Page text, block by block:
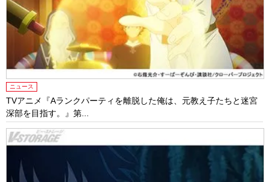
ニュース
TVアニメ『Aランクパーティを離脱した俺は、元教え子たちと迷宮
深部を目指す。』第...